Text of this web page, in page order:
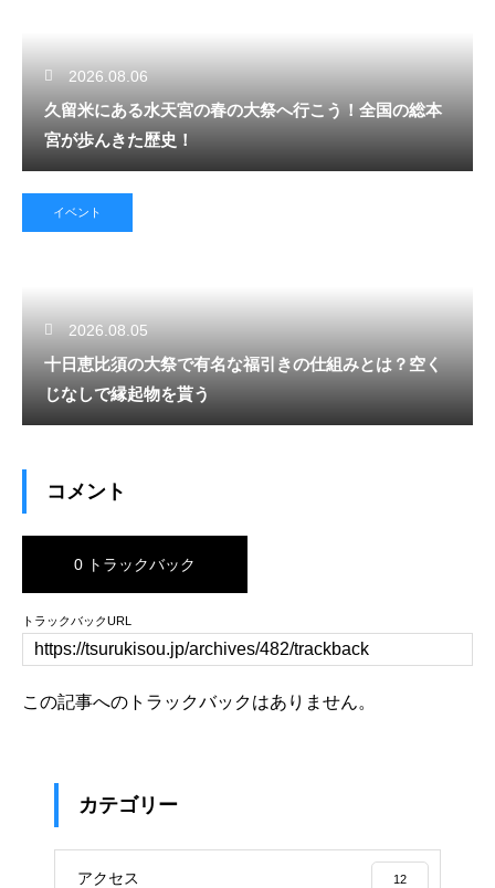
2026.08.06
久留米にある水天宮の春の大祭へ行こう！全国の総本
宮が歩んきた歴史！
イベント
2026.08.05
十日恵比須の大祭で有名な福引きの仕組みとは？空く
じなしで縁起物を貰う
コメント
0 トラックバック
トラックバックURL
この記事へのトラックバックはありません。
カテゴリー
アクセス 12